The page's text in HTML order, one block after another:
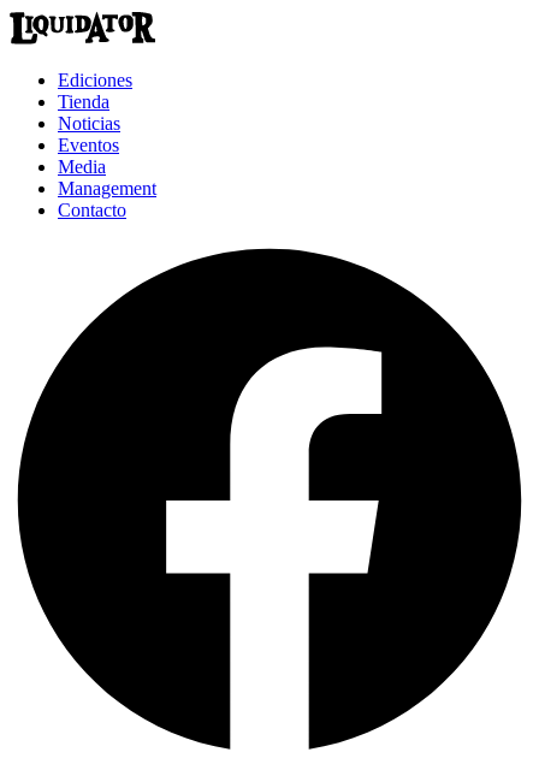
Ediciones
Tienda
Noticias
Eventos
Media
Management
Contacto